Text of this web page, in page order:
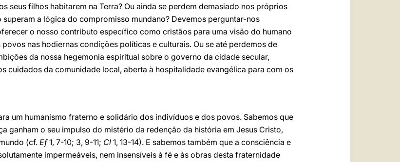
seus filhos habitarem na Terra? Ou ainda se perdem demasiado nos próprios
a lógica do compromisso mundano? Devemos perguntar-nos
o nosso contributo específico como cristãos para uma visão do humano
nas hodiernas condições políticas e culturais. Ou se até perdemos de
da nossa hegemonia espiritual sobre o governo da cidade secular,
cuidados da comunidade local, aberta à hospitalidade evangélica para com os
um humanismo fraterno e solidário dos indivíduos e dos povos. Sabemos que
ganham o seu impulso do mistério da redenção da história em Jesus Cristo,
(cf. Ef1, 7-10; 3, 9-11; Cl 1, 13-14). E sabemos também que a consciência e
impermeáveis, nem insensíveis à fé e às obras desta fraternidade